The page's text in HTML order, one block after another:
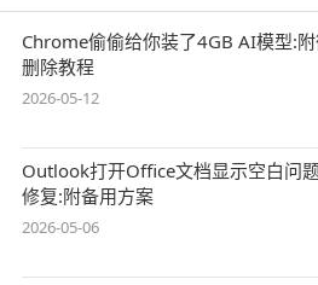
Chrome偷偷给你装了4GB AI模型:
删除教程
2026-05-12
Outlook打开Office文档显示空白问
修复:附备用方案
2026-05-06